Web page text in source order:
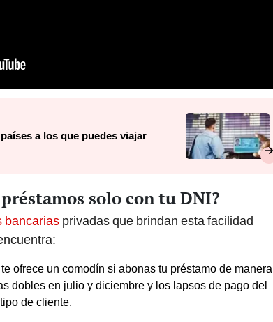
a los que puedes viajar
solo con tu DNI?
bancarias privadas que brindan esta facilidad
ofrece un comodín si abonas tu préstamo de manera
dobles en julio y diciembre y los lapsos de pago del
de cliente.